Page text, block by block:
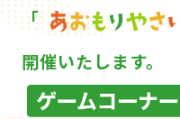
「
開催いたします。